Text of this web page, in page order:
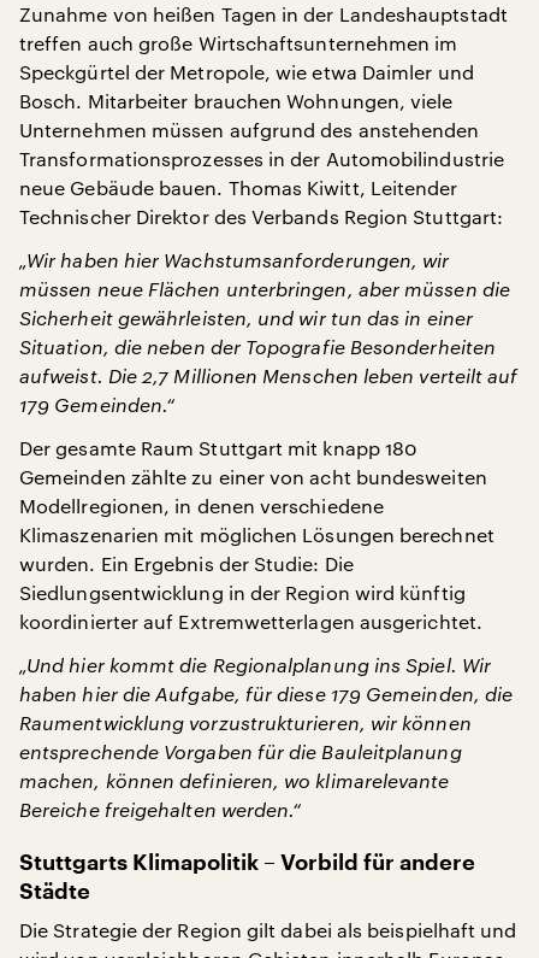
Zunahme von heißen Tagen in der Landeshauptstadt
treffen auch große Wirtschaftsunternehmen im
Speckgürtel der Metropole, wie etwa Daimler und
Bosch. Mitarbeiter brauchen Wohnungen, viele
Unternehmen müssen aufgrund des anstehenden
Transformationsprozesses in der Automobilindustrie
neue Gebäude bauen. Thomas Kiwitt, Leitender
Technischer Direktor des Verbands Region Stuttgart:
„Wir haben hier Wachstumsanforderungen, wir
müssen neue Flächen unterbringen, aber müssen die
Sicherheit gewährleisten, und wir tun das in einer
Situation, die neben der Topografie Besonderheiten
aufweist. Die 2,7 Millionen Menschen leben verteilt auf
179 Gemeinden.“
Der gesamte Raum Stuttgart mit knapp 180
Gemeinden zählte zu einer von acht bundesweiten
Modellregionen, in denen verschiedene
Klimaszenarien mit möglichen Lösungen berechnet
wurden. Ein Ergebnis der Studie: Die
Siedlungsentwicklung in der Region wird künftig
koordinierter auf Extremwetterlagen ausgerichtet.
„Und hier kommt die Regionalplanung ins Spiel. Wir
haben hier die Aufgabe, für diese 179 Gemeinden, die
Raumentwicklung vorzustrukturieren, wir können
entsprechende Vorgaben für die Bauleitplanung
machen, können definieren, wo klimarelevante
Bereiche freigehalten werden.“
Stuttgarts Klimapolitik – Vorbild für andere
Städte
Die Strategie der Region gilt dabei als beispielhaft und